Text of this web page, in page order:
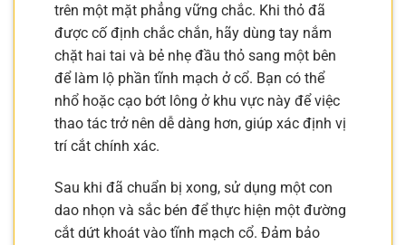
trên một mặt phẳng vững chắc. Khi thỏ đã
được cố định chắc chắn, hãy dùng tay nắm
chặt hai tai và bẻ nhẹ đầu thỏ sang một bên
để làm lộ phần tĩnh mạch ở cổ. Bạn có thể
nhổ hoặc cạo bớt lông ở khu vực này để việc
thao tác trở nên dễ dàng hơn, giúp xác định vị
trí cắt chính xác.
Sau khi đã chuẩn bị xong, sử dụng một con
dao nhọn và sắc bén để thực hiện một đường
cắt dứt khoát vào tĩnh mạch cổ. Đảm bảo